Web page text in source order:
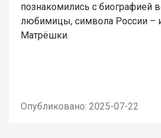
познакомились с биографией
любимицы, символа России –
Матрёшки.
Опубликовано: 2025-07-22